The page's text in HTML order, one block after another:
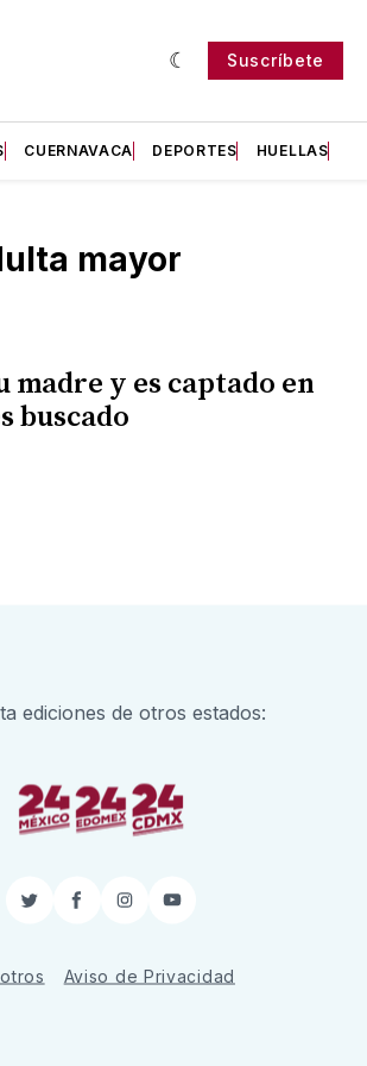
Suscríbete
CUERNAVACA DEPORTES HUELLAS
mayor
madre y es captado en
buscado
ediciones de otros estados:
TwitterFacebook
InstagramYouTube
Aviso de Privacidad